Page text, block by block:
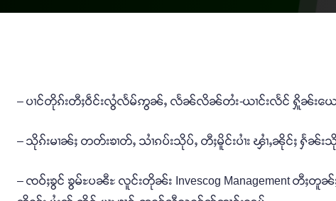
– ပၢင်တိုၵ်းတီႈဝဵင်းလွႆလႅမ်ဢွၼ်ႇ လႅၼ်လိၼ်တႆး-ယၢင်းလႅင် ႁိူၼ်းယေ
– သိုၵ်းမၢၼ်ႈ တတ်းၶၢတ်ႇ သၢႆၵပ်းသိုပ်ႇ တီႈမိူင်းပၢႆး ၾၢႆႇၼိုင်ႈ ႁႅၼ်း
– ၸဝ်ႈၶွင် ၶွမ်ႊပၼီႊ လူင်းတိုၼ်း Invescog Management တီႈ